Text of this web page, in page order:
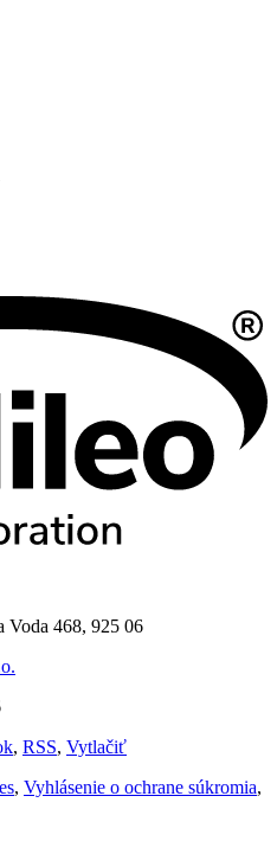
Voda 468, 925 06
, RSS, Vytlačiť
, Vyhlásenie o ochrane súkromia,